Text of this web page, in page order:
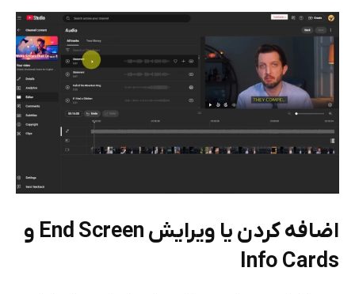
اضافه کردن یا ویرایش End Screen و
Info Cards